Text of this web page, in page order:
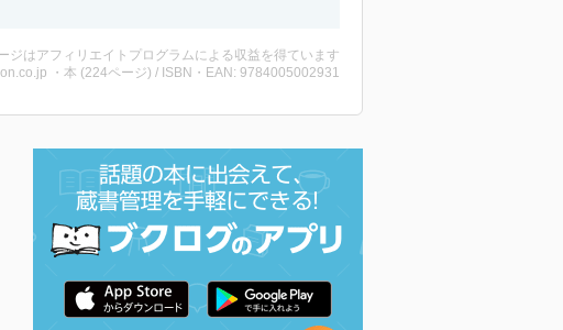
ジはアフィリエイトプログラムによる収益を得ています
・本 (224ページ) / ISBN・EAN: 9784005002931